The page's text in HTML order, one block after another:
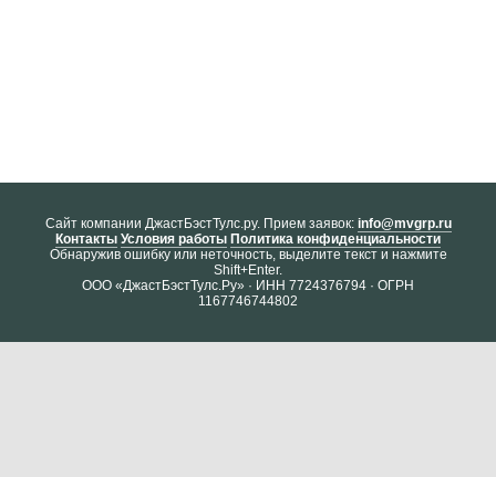
Cайт компании ДжастБэстТулс.ру. Прием заявок: info@mvgrp.ru
Контакты Условия работы Политика конфиденциальности
Обнаружив ошибку или неточность, выделите текст и нажмите
Shift+Enter.
ООО «ДжастБэстТулс.Ру» · ИНН 7724376794 · ОГРН
1167746744802